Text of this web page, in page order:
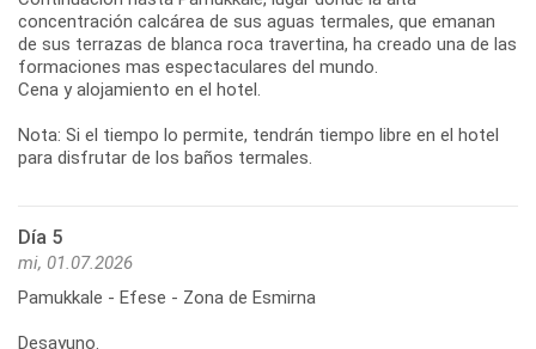
concentración calcárea de sus aguas termales, que emanan
de sus terrazas de blanca roca travertina, ha creado una de las
formaciones mas espectaculares del mundo.
Cena y alojamiento en el hotel.
Nota: Si el tiempo lo permite, tendrán tiempo libre en el hotel
para disfrutar de los baños termales.
Día 5
mi, 01.07.2026
Pamukkale - Efese - Zona de Esmirna
Desayuno.